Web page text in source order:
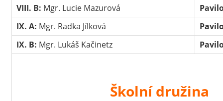
VIII. B: Mgr. Lucie Mazurová
IX. A: Mgr. Radka Jílková
IX. B: Mgr. Lukáš Kačinetz
Školní družina